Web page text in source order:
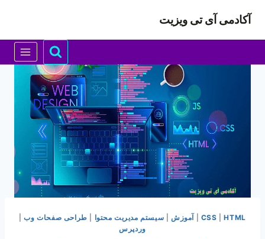
محتوا
آکادمی آی تی ویزیت
CSS |HTML آموزش سیستم مدیریت محتوا طراحی صفحات وب|
وردپرس